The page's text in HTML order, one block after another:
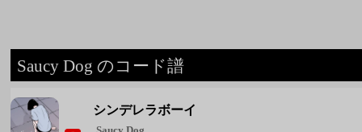
いつか
Saucy Dog
今更だって僕は言うかな